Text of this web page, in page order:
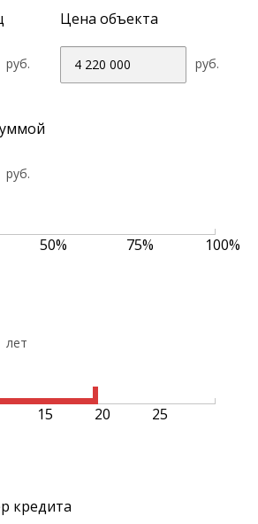
Цена объекта
руб. руб.
руб.
50% 75% 100%
лет
15 20
25
кредита